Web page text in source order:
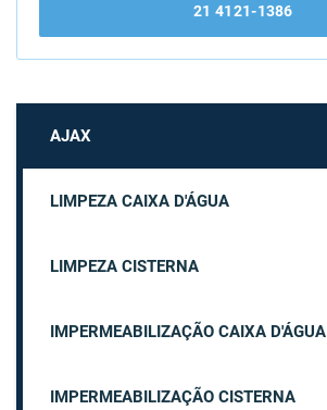
21 4121-1386
AJAX
LIMPEZA CAIXA D'ÁGUA
LIMPEZA CISTERNA
IMPERMEABILIZAÇÃO CAIXA D'ÁGUA
IMPERMEABILIZAÇÃO CISTERNA